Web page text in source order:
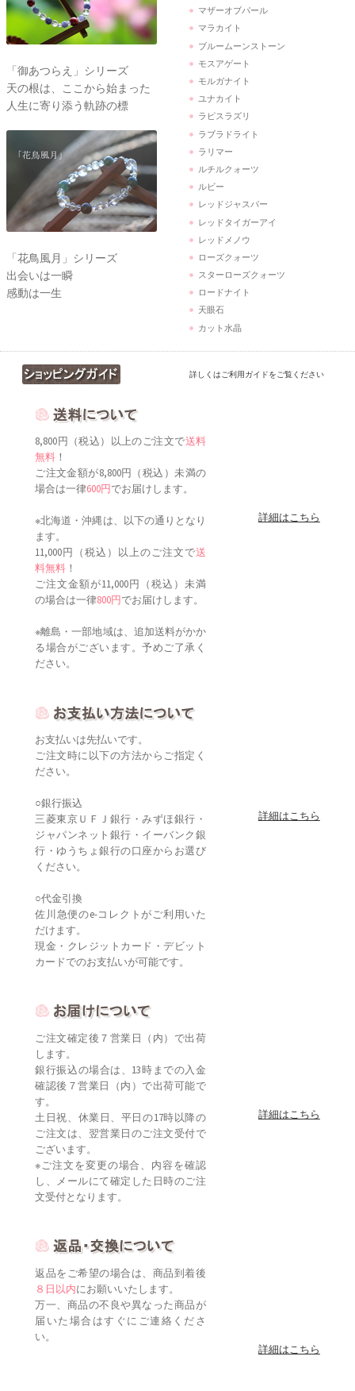
「御あつらえ」シリーズ
天の根は、ここから始まった
人生に寄り添う軌跡の標
「花鳥風月」シリーズ
出会いは一瞬
感動は一生
マザーオブパール
マラカイト
ブルームーンストーン
モスアゲート
モルガナイト
ユナカイト
ラピスラズリ
ラブラドライト
ラリマー
ルチルクォーツ
ルビー
レッドジャスパー
レッドタイガーアイ
レッドメノウ
ローズクォーツ
スターローズクォーツ
ロードナイト
天眼石
カット水晶
詳しくはご利用ガイドをご覧ください
8,800円（税込）以上のご注文で送料
無料 ！
ご注文金額が8,800円（税込）未満の
場合は一律600円でお届けします。
※北海道・沖縄は、以下の通りとなり
ます。
11,000円（税込）以上のご注文で送
料無料 ！
ご注文金額が11,000円（税込）未満
の場合は一律800円でお届けします。
※離島・一部地域は、追加送料がかか
る場合がございます。予めご了承く
ださい。
詳細はこちら
お支払いは先払いです。
ご注文時に以下の方法からご指定く
ださい。
○銀行振込
三菱東京ＵＦＪ銀行・みずほ銀行・
ジャパンネット銀行・イーバンク銀
行・ゆうちょ銀行の口座からお選び
ください。
○代金引換
佐川急便のe-コレクトがご利用いた
だけます。
現金・クレジットカード・デビット
カードでのお支払いが可能です。
詳細はこちら
ご注文確定後７営業日（内）で出荷
します。
銀行振込の場合は、13時までの入金
確認後７営業日（内）で出荷可能で
す。
土日祝、休業日、平日の17時以降の
ご注文は、翌営業日のご注文受付で
ございます。
※ご注文を変更の場合、内容を確認
し、メールにて確定した日時のご注
文受付となります。
詳細はこちら
返品をご希望の場合は、商品到着後
８日以内にお願いいたします。
万一、商品の不良や異なった商品が
届いた場合はすぐにご連絡くださ
い。
詳細はこちら